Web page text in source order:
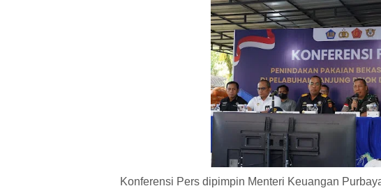
Konferensi Pers dipimpin Menteri Keuangan